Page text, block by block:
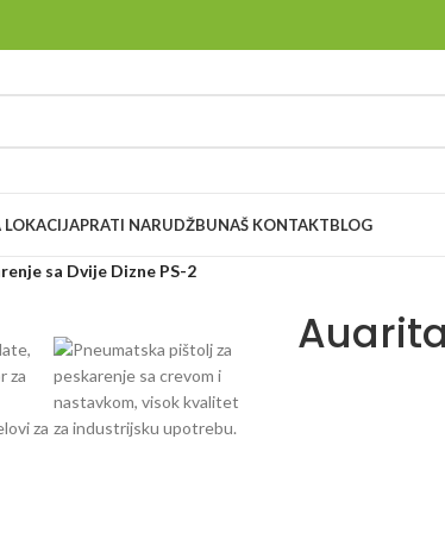
LOKACIJAPRATI NARUDŽBUNAŠ KONTAKTBLOG
sa Dvije Dizne PS-2